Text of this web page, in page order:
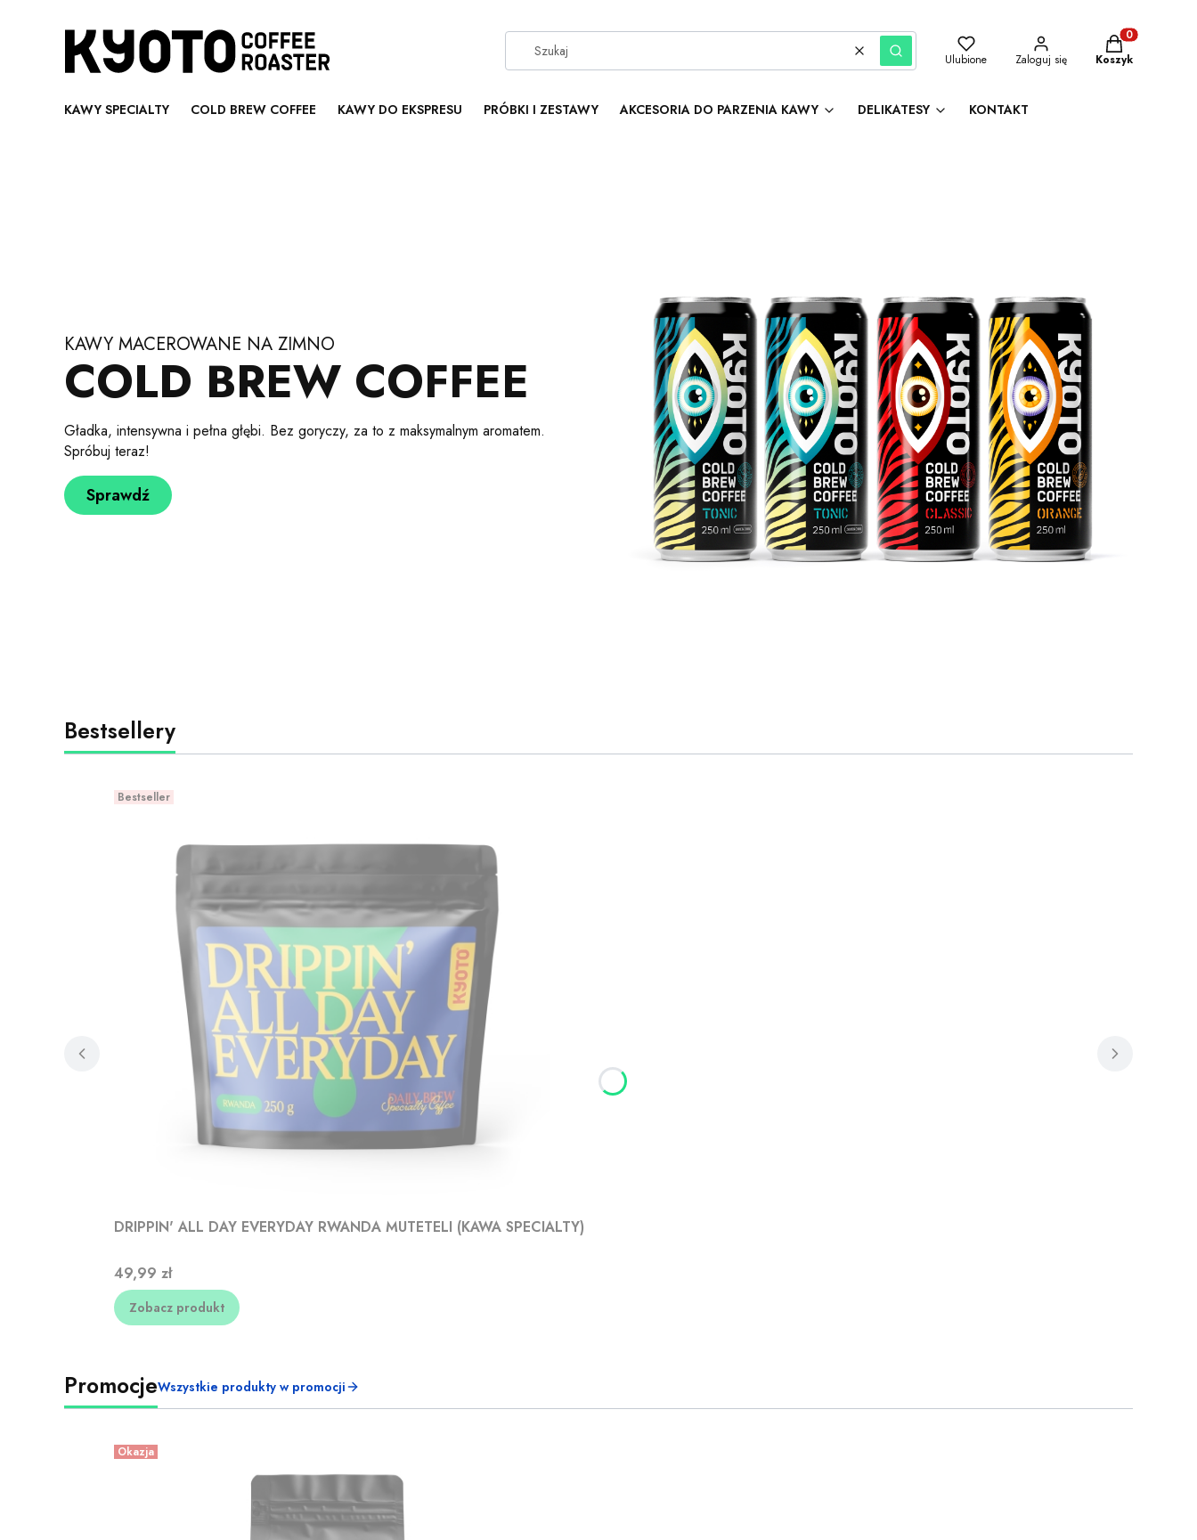
WyczyśćSzukaj Ulubione Zaloguj się
Produkty w
Koszyk
KAWY SPECIALTY COLD BREW COFFEE KAWY DO EKSPRESU PRÓBKI I ZESTAWY AKCESORIA DO PARZENIA KAWY DELIKATESY KONTAKT
KAWY MACEROWANE NA ZIMNO
COLD BREW COFFEE
Gładka, intensywna i pełna głębi. Bez goryczy, za to z maksymalnym aromatem.
Spróbuj teraz!
Sprawdź
Bestsellery
Bestseller
DRIPPIN' ALL DAY EVERYDAY RWANDA MUTETELI (KAWA SPECIALTY)
Cena
49,99 zł
Zobacz produkt
PromocjeWszystkie produkty w promocji
Okazja